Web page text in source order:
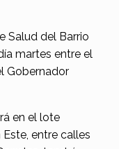
Salud del Barrio
martes entre el
Gobernador
en el lote
entre calles